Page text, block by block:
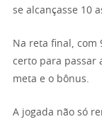
se alcançasse 10
Na reta final, com
certo para passar
meta e o bônus.
A jogada não só